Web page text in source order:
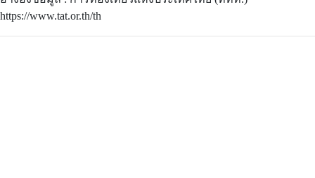
https://www.tat.or.th/th